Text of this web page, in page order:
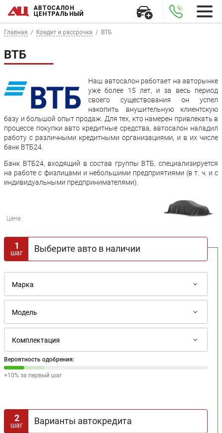
АВТОСАЛОН
ЦЕНТРАЛЬНЫЙ
Главная Кредит и рассрочка ВТБ
ВТБ
Наш автосалон работает на авторынке
уже более 15 лет, и за весь период
своего существования он успел
накопить внушительную клиентскую
базу и большой опыт продаж. Для тех, кто намерен привлекать в
процессе покупки авто кредитные средства, автосалон наладил
работу с различными кредитными организациями, и в их числе
банк ВТБ24.
Банк ВТБ24, входящий в состав группы ВТБ, специализируется
на работе с физлицами и небольшими предприятиями (в т. ч. и с
индивидуальными предпринимателями).
1
шаг Выберите авто в наличии
Вероятность одобрения:
+10% за первый шаг
Цена:
2
шаг Варианты автокредита